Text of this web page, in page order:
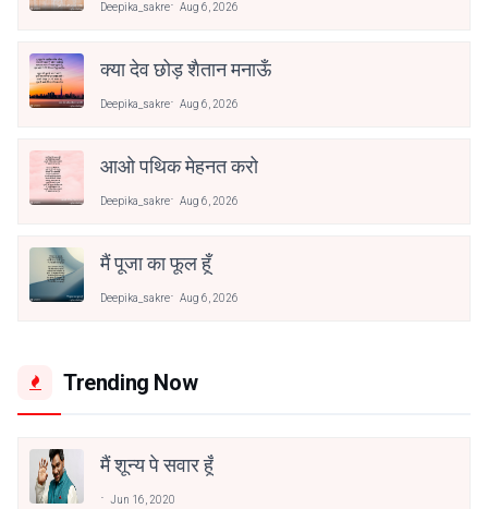
Deepika_sakre Aug 6, 2026
क्या देव छोड़ शैतान मनाऊँ
Deepika_sakre Aug 6, 2026
आओ पथिक मेहनत करो
Deepika_sakre Aug 6, 2026
मैं पूजा का फूल हूँ
Deepika_sakre Aug 6, 2026
Trending Now
मैं शून्य पे सवार हूँ
Jun 16, 2020